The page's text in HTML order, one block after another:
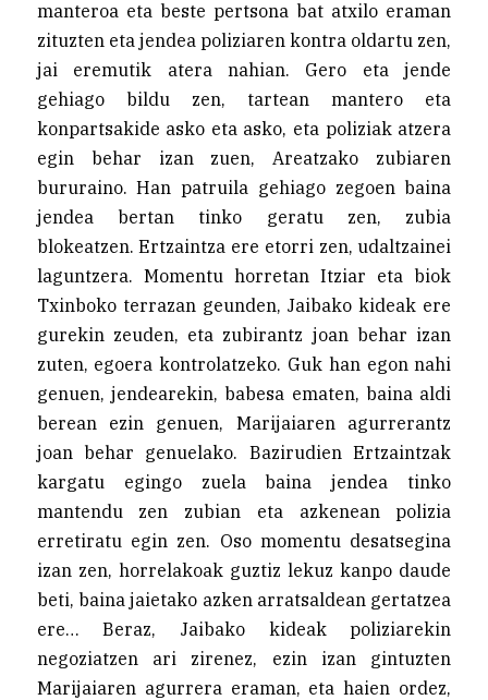
manteroa eta beste pertsona bat atxilo eraman
zituzten eta jendea poliziaren kontra oldartu zen,
jai eremutik atera nahian. Gero eta jende
gehiago bildu zen, tartean mantero eta
konpartsakide asko eta asko, eta poliziak atzera
egin behar izan zuen, Areatzako zubiaren
bururaino. Han patruila gehiago zegoen baina
jendea bertan tinko geratu zen, zubia
blokeatzen. Ertzaintza ere etorri zen, udaltzainei
laguntzera. Momentu horretan Itziar eta biok
Txinboko terrazan geunden, Jaibako kideak ere
gurekin zeuden, eta zubirantz joan behar izan
zuten, egoera kontrolatzeko. Guk han egon nahi
genuen, jendearekin, babesa ematen, baina aldi
berean ezin genuen, Marijaiaren agurrerantz
joan behar genuelako. Bazirudien Ertzaintzak
kargatu egingo zuela baina jendea tinko
mantendu zen zubian eta azkenean polizia
erretiratu egin zen. Oso momentu desatsegina
izan zen, horrelakoak guztiz lekuz kanpo daude
beti, baina jaietako azken arratsaldean gertatzea
ere… Beraz, Jaibako kideak poliziarekin
negoziatzen ari zirenez, ezin izan gintuzten
Marijaiaren agurrera eraman, eta haien ordez,